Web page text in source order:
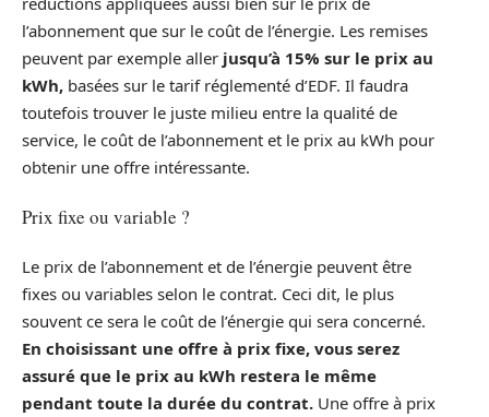
l’abonnement que sur le coût de l’énergie. Les remises
peuvent par exemple aller jusqu’à 15% sur le prix au
kWh, basées sur le tarif réglementé d’EDF. Il faudra
toutefois trouver le juste milieu entre la qualité de
service, le coût de l’abonnement et le prix au kWh pour
obtenir une offre intéressante.
Prix fixe ou variable ?
Le prix de l’abonnement et de l’énergie peuvent être
fixes ou variables selon le contrat. Ceci dit, le plus
souvent ce sera le coût de l’énergie qui sera concerné.
En choisissant une offre à prix fixe, vous serez
assuré que le prix au kWh restera le même
pendant toute la durée du contrat. Une offre à prix